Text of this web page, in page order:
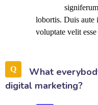
lobortis. Duis aute
voluptate velit
What
digital marketing?